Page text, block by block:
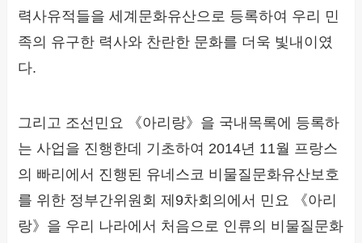
력사유적들을 세계문화유산으로 등록하여 우리 민
족의 유구한 력사와 찬란한 문화를 더욱 빛내이였
다.
그리고 조선민요 《아리랑》을 국내목록에 등록하
는 사업을 진행한데 기초하여 2014년 11월 프랑스
의 빠리에서 진행된 유네스코 비물질문화유산보호
를 위한 정부간위원회 제9차회의에서 민요 《아리
랑》을 우리 나라에서 처음으로 인류의 비물질문화